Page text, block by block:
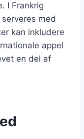
I Frankrig
med
kan inkludere
appel
en del af